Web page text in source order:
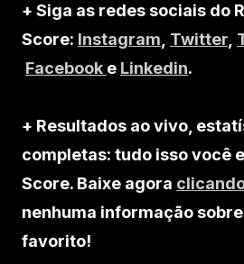
+ Siga as redes sociais do
Score: Instagram Twitter
Facebook e Linkedin.
+ Resultados ao vivo,
completas: tudo isso você
Score. Baixe agora
nenhuma informação
favorito!